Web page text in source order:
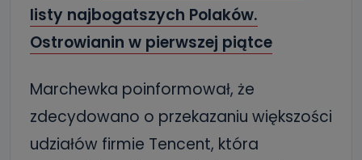
listy najbogatszych Polaków.
Ostrowianin w pierwszej piątce
Marchewka poinformował, że
zdecydowano o przekazaniu większości
udziałów firmie Tencent, która